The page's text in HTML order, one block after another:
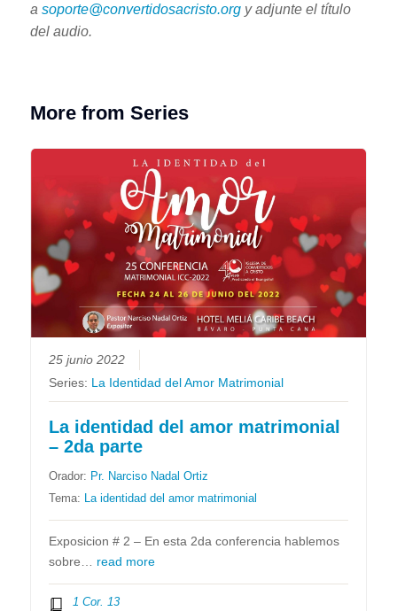
a soporte@convertidosacristo.orgy adjunte el título
del audio.
More from Series
25 junio 2022
Series: La Identidad del Amor Matrimonial
La identidad del amor matrimonial
– 2da parte
Orador: Pr. Narciso Nadal Ortiz
Tema: La identidad del amor matrimonial
Exposicion # 2 – En esta 2da conferencia hablemos
sobre… read more
1 Cor. 13